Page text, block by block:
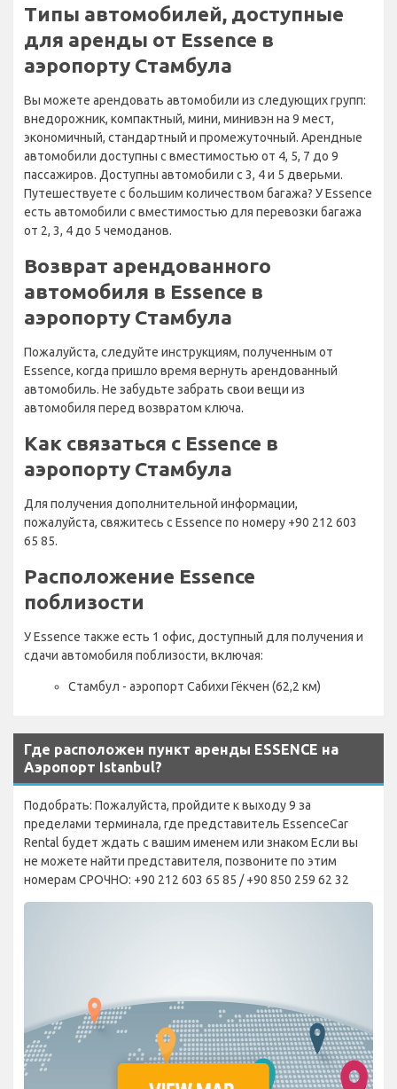
Типы автомобилей, доступные
для аренды от Essence в
аэропорту Стамбула
Вы можете арендовать автомобили из следующих групп:
внедорожник, компактный, мини, минивэн на 9 мест,
экономичный, стандартный и промежуточный. Арендные
автомобили доступны с вместимостью от 4, 5, 7 до 9
пассажиров. Доступны автомобили с 3, 4 и 5 дверьми.
Путешествуете с большим количеством багажа? У Essence
есть автомобили с вместимостью для перевозки багажа
от 2, 3, 4 до 5 чемоданов.
Возврат арендованного
автомобиля в Essence в
аэропорту Стамбула
Пожалуйста, следуйте инструкциям, полученным от
Essence, когда пришло время вернуть арендованный
автомобиль. Не забудьте забрать свои вещи из
автомобиля перед возвратом ключа.
Как связаться с Essence в
аэропорту Стамбула
Для получения дополнительной информации,
пожалуйста, свяжитесь с Essence по номеру +90 212 603
65 85.
Расположение Essence
поблизости
У Essence также есть 1 офис, доступный для получения и
сдачи автомобиля поблизости, включая:
Стамбул - аэропорт Сабихи Гёкчен (62,2 км)
Где расположен пункт аренды ESSENCE на
Аэропорт Istanbul?
Подобрать: Пожалуйста, пройдите к выходу 9 за
пределами терминала, где представитель EssenceCar
Rental будет ждать с вашим именем или знаком Если вы
не можете найти представителя, позвоните по этим
номерам СРОЧНО: +90 212 603 65 85 / +90 850 259 62 32